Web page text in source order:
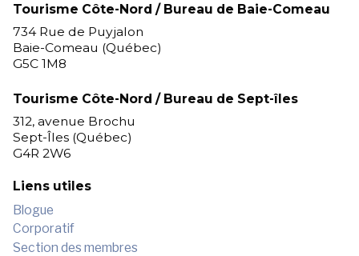
Tourisme Côte-Nord / Bureau de Baie-Comeau
734 Rue de Puyjalon
Baie-Comeau (Québec)
G5C 1M8
Tourisme Côte-Nord / Bureau de Sept-îles
312, avenue Brochu
Sept-Îles (Québec)
G4R 2W6
Liens utiles
Blogue
Corporatif
Section des membres